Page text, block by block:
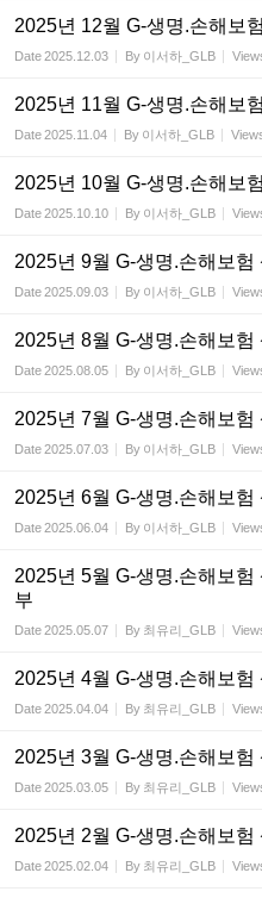
2025년 12월 G-생명.손해보
Date2025.12.03 By 이서하_GLB
2025년 11월 G-생명.손해보
Date2025.11.04 By 이서하_GLB
2025년 10월 G-생명.손해보
Date2025.10.10 By 이서하_GLB
2025년 9월 G-생명.손해보험
Date2025.09.03 By 이서하_GLB
2025년 8월 G-생명.손해보험
Date2025.08.05 By 이서하_GLB
2025년 7월 G-생명.손해보험
Date2025.07.03 By 이서하_GLB
2025년 6월 G-생명.손해보
Date2025.06.04 By 이서하_GLB
2025년 5월 G-생명.손해보
부
Date2025.05.07 By 최유리_GLB
2025년 4월 G-생명.손해보험
Date2025.04.04 By 최유리_GLB
2025년 3월 G-생명.손해보험
Date2025.03.05 By 최유리_GLB
2025년 2월 G-생명.손해보
Date2025.02.04 By 최유리_GLB